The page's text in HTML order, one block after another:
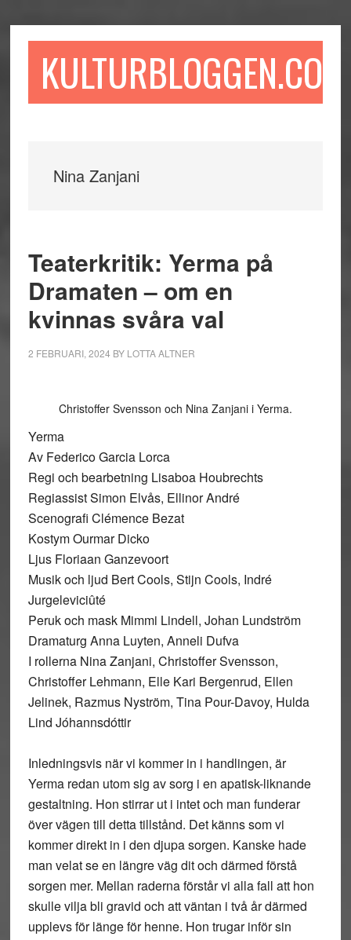
till
till
sidofältet
till
KULTURBLOGGEN.COM
Nina Zanjani
Teaterkritik: Yerma på
Dramaten – om en
kvinnas svåra val
2 FEBRUARI, 2024 BY LOTTA ALTNER
Christoffer Svensson och Nina Zanjani i Yerma.
Yerma
Av Federico Garcia Lorca
Regi och bearbetning Lisaboa Houbrechts
Regiassist Simon Elvås, Ellinor André
Scenografi Clémence Bezat
Kostym Ourmar Dicko
Ljus Floriaan Ganzevoort
Musik och ljud Bert Cools, Stijn Cools, Indré
Jurgeleviciûté
Peruk och mask Mimmi Lindell, Johan Lundström
Dramaturg Anna Luyten, Anneli Dufva
I rollerna Nina Zanjani, Christoffer Svensson,
Christoffer Lehmann, Elle Kari Bergenrud, Ellen
Jelinek, Razmus Nyström, Tina Pour-Davoy, Hulda
Lind Jóhannsdóttir
Inledningsvis när vi kommer in i handlingen, är
Yerma redan utom sig av sorg i en apatisk-liknande
gestaltning. Hon stirrar ut i intet och man funderar
över vägen till detta tillstånd. Det känns som vi
kommer direkt in i den djupa sorgen. Kanske hade
man velat se en längre väg dit och därmed förstå
sorgen mer. Mellan raderna förstår vi alla fall att hon
skulle vilja bli gravid och att väntan i två år därmed
upplevs för länge för henne. Hon trugar inför sin